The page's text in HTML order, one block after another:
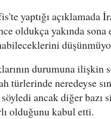
yaptığı açıklamada
oldukça yakında sona
durumuna ilişkin
türlerinde neredeyse
ancak diğer bazı
olduğunu kabul etti.